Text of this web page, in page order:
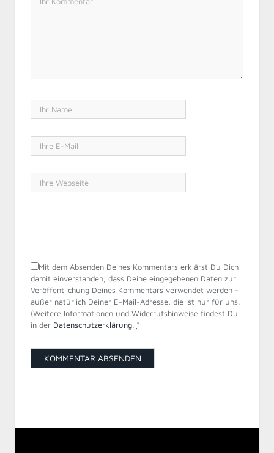
Mit dem Absenden Deines Kommentars erklärst Du Dich
damit einverstanden, dass Deine eingegebenen Daten zur
Veröffentlichung Deines Kommentars verwendet werden -
außer natürlich Deiner E-Mail-Adresse, die ist nur für uns.
(Weitere Informationen und Widerrufshinweise findest Du
in der Datenschutzerklärung. *